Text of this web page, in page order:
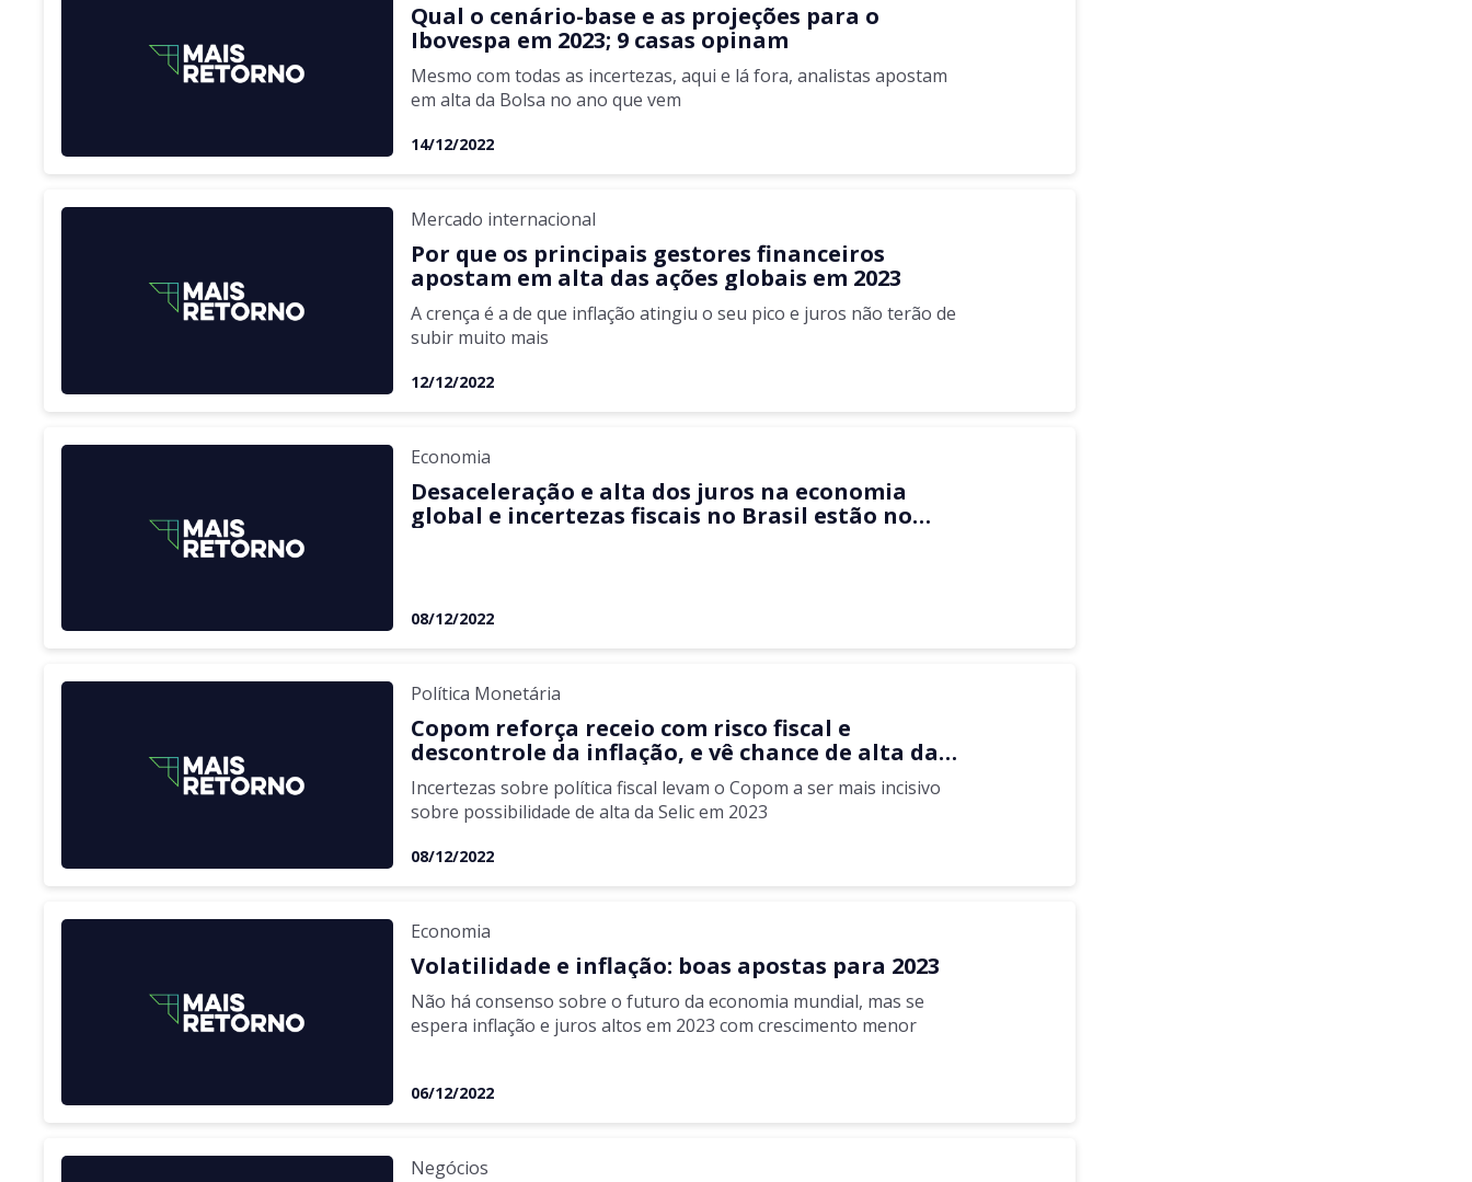
Qual o cenário-base e as projeções para o
Ibovespa em 2023; 9 casas opinam
Mesmo com todas as incertezas, aqui e lá fora, analistas apostam
em alta da Bolsa no ano que vem
14/12/2022
Mercado internacional
Por que os principais gestores financeiros
apostam em alta das ações globais em 2023
A crença é a de que inflação atingiu o seu pico e juros não terão de
subir muito mais
12/12/2022
Economia
Desaceleração e alta dos juros na economia
global e incertezas fiscais no Brasil estão no
08/12/2022
Política Monetária
Copom reforça receio com risco fiscal e
descontrole da inflação, e vê chance de alta da
Selic, apontam analistas
Incertezas sobre política fiscal levam o Copom a ser mais incisivo
sobre possibilidade de alta da Selic em 2023
08/12/2022
Economia
Volatilidade e inflação: boas apostas para 2023
Não há consenso sobre o futuro da economia mundial, mas se
espera inflação e juros altos em 2023 com crescimento menor
06/12/2022
Negócios